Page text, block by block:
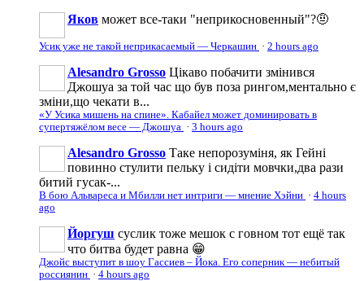
Яков может все-таки "неприкосновенный"?🤨
Усик уже не такой неприкасаемый — Черкашин · 2 hours ago
Alesandro Grosso Цікаво побачити змінився
Джошуа за той час що був поза рингом,ментально є
зміни,що чекати в...
«У Усика мишень на спине». Кабайел может доминировать в
супертяжёлом весе — Джошуа · 3 hours ago
Alesandro Grosso Таке непорозуміня, як Гейні
повинно стулити пельку і сидіти мовчки,два рази
битий гусак-...
В бою Альвареса и Мбилли нет интриги — мнение Хэйни · 4 hours
ago
Йоргуш суслик тоже мешок с говном тот ещё так
что битва будет равна 😁
Джойс выступит в шоу Гассиев – Йока. Его соперник — небитый
россиянин · 4 hours ago